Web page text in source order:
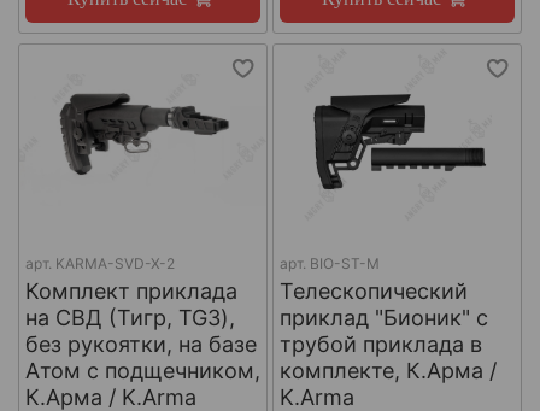
арт. KARMA-SVD-X-2
Комплект приклада
на СВД (Тигр, TG3),
без рукоятки, на базе
Атом с подщечником,
К.Арма / K.Arma
арт. BIO-ST-M
Телескопический
приклад "Бионик" с
трубой приклада в
комплекте, К.Арма /
K.Arma